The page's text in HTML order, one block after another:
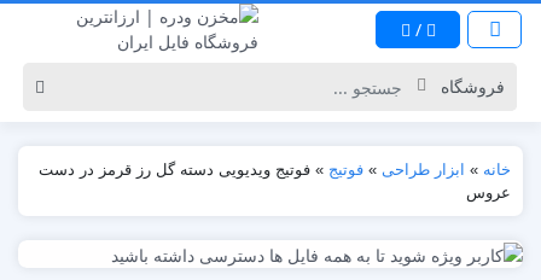
/
خانه » ابزار طراحی » فوتیج » فوتیج ویدیویی دسته گل رز قرمز در دست
عروس